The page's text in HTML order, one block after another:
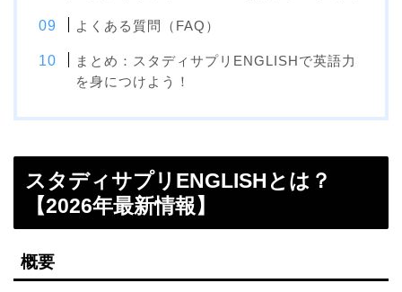
よくある質問（FAQ）
まとめ：スタディサプリENGLISHで英語力
を身につけよう！
スタディサプリENGLISHとは？
【2026年最新情報】
概要